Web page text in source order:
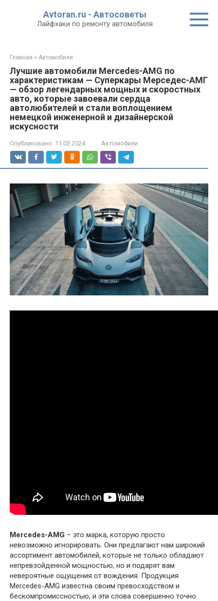
Avtoran.ru - Автосоветы
Лайфхаки по ремонту автомобиля
Главная » Автомобили
Лучшие автомобили Mercedes-AMG по
характеристикам — Суперкары Мерседес-АМГ
— обзор легендарных мощных и скоростных
авто, которые завоевали сердца
автолюбителей и стали воплощением
немецкой инженерной и дизайнерской
искусности
Опубликовано: 11.03.2024 Автомобили
Mercedes-AMG – это марка, которую просто
невозможно игнорировать. Они предлагают нам широкий
ассортимент автомобилей, которые не только обладают
непревзойденной мощностью, но и подарят вам
невероятные ощущения от вождения. Продукция
Mercedes-AMG известна своим превосходством и
бескомпромиссностью, и эти слова совершенно точно